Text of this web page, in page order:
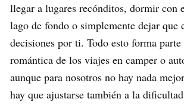
llegar a lugares recónditos, dormir con
lago de fondo o simplemente dejar que
decisiones por ti. Todo esto forma
romántica de los viajes en camper o
aunque para nosotros no hay nada
hay que ajustarse también a la